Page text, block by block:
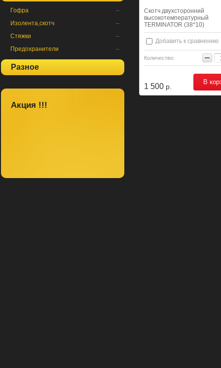
Скотч двухсторонний
высокотемпературный
TERMINATOR (38*10)
Добавить к сравнению
Количество:
1 500 р.
В
Гофра
Изолента,скотч
Стяжки
Предохранители
Разное
Акция !!!